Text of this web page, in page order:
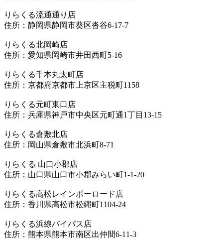
りらくる流通通り店
住所：静岡県静岡市葵区沓谷6-17-7
りらくる北岡崎店
住所：愛知県岡崎市井田西町5-16
りらくる千本丸太町店
住所：京都府京都市上京区主税町1158
りらくる元町東口店
住所：兵庫県神戸市中央区元町通1丁目13-15
りらくる倉敷北店
住所：岡山県倉敷市北浜町8-71
りらくる 山口小郡店
住所：山口県山口市小郡みらい町1-1-20
りらくる高松レインボーロード店
住所：香川県高松市松縄町1104-24
りらくる浜線バイパス店
住所：熊本県熊本市南区出仲間6-11-3